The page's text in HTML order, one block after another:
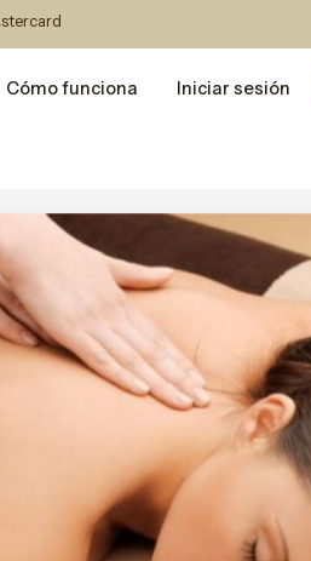
Cómo funciona Iniciar sesión